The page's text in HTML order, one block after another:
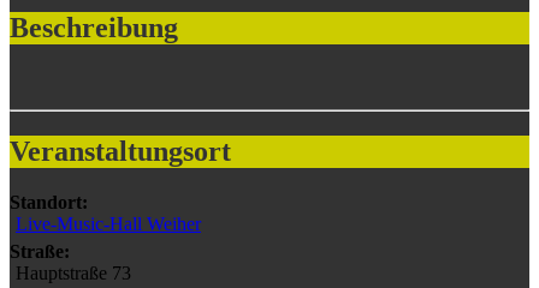
Beschreibung
Veranstaltungsort
Standort:
Live-Music-Hall Weiher
Straße:
Hauptstraße 73